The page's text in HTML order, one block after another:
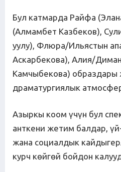
Бул катмарда Райфа
(Алмамбет Казбеков),
уулу), Флюра/Ильястын
Аскарбекова), Алия/
Камчыбекова) образдары
драматургиялык
Азыркы коом үчүн бул
анткени жетим балдар,
жана социалдык
курч көйгөй бойдон